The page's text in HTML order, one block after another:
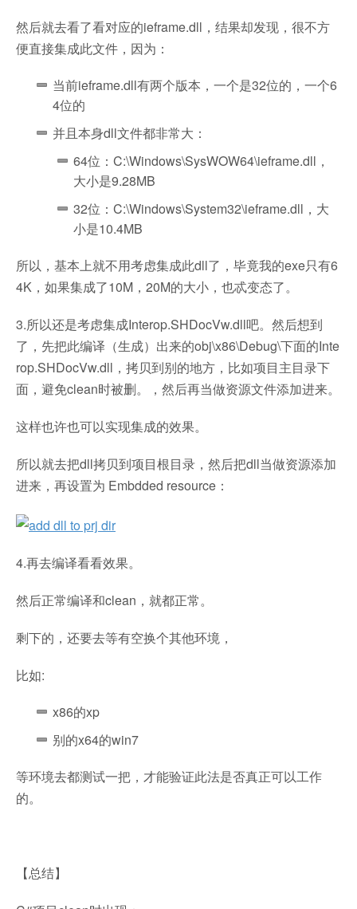
然后就去看了看对应的ieframe.dll，结果却发现，很不方
便直接集成此文件，因为：
当前ieframe.dll有两个版本，一个是32位的，一个6
4位的
并且本身dll文件都非常大：
64位：C:\Windows\SysWOW64\ieframe.dll，
大小是9.28MB
32位：C:\Windows\System32\ieframe.dll，大
小是10.4MB
所以，基本上就不用考虑集成此dll了，毕竟我的exe只有6
4K，如果集成了10M，20M的大小，也忒变态了。
3.所以还是考虑集成Interop.SHDocVw.dll吧。然后想到
了，先把此编译（生成）出来的obj\x86\Debug\下面的Inte
rop.SHDocVw.dll，拷贝到别的地方，比如项目主目录下
面，避免clean时被删。，然后再当做资源文件添加进来。
这样也许也可以实现集成的效果。
所以就去把dll拷贝到项目根目录，然后把dll当做资源添加
进来，再设置为 Embdded resource：
4.再去编译看看效果。
然后正常编译和clean，就都正常。
剩下的，还要去等有空换个其他环境，
比如:
x86的xp
别的x64的win7
等环境去都测试一把，才能验证此法是否真正可以工作
的。
【总结】